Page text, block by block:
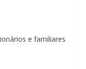
e familiares